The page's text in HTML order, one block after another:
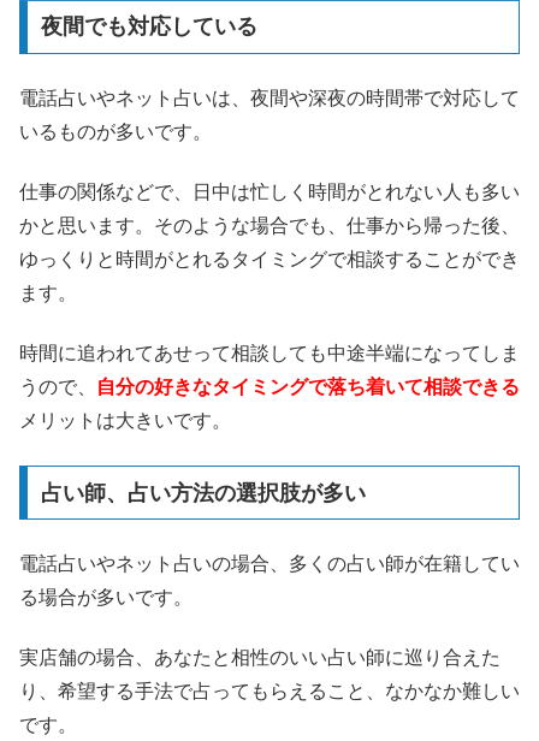
夜間でも対応している
電話占いやネット占いは、夜間や深夜の時間帯で対応して
いるものが多いです。
仕事の関係などで、日中は忙しく時間がとれない人も多い
かと思います。そのような場合でも、仕事から帰った後、
ゆっくりと時間がとれるタイミングで相談することができ
ます。
時間に追われてあせって相談しても中途半端になってしま
うので、
自分の好きなタイミングで落ち着いて相談できる
メリットは大きいです。
占い師、占い方法の選択肢が多い
電話占いやネット占いの場合、多くの占い師が在籍してい
る場合が多いです。
実店舗の場合、あなたと相性のいい占い師に巡り合えた
り、希望する手法で占ってもらえること、なかなか難しい
です。